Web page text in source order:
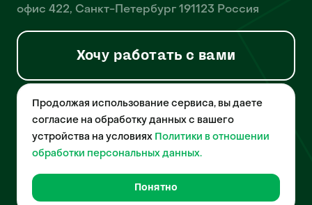
офис 422, Санкт-Петербург 191123 Россия
Хочу работать с вами
© 2026 Pet-Yes. ООО «Биржа домашних животных «Пет-Ес»
осуществляет деятельность в области информационных
технологий, деятельность по разработке и эксплуатации
собственного программного обеспечения, деятельность
порталов в информационно-коммуникационной сети Интернет и
домашних животных», свидетельство о регистрации
№2021612018 от 10 февраля 2021 года.
Продолжая использование сервиса, вы даете
согласие на обработку данных с вашего
устройства на условиях Политики в отношении
обработки персональных данных.
Понятно